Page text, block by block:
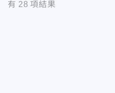
有 28 項結果